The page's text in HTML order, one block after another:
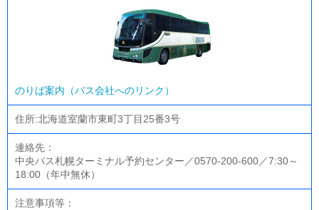
のりば案内（バス会社へのリンク）
住所:北海道室蘭市東町3丁目25番3号
連絡先：
中央バス札幌ターミナル予約センター／0570-200-600／7:30～
18:00（年中無休）
注意事項等：